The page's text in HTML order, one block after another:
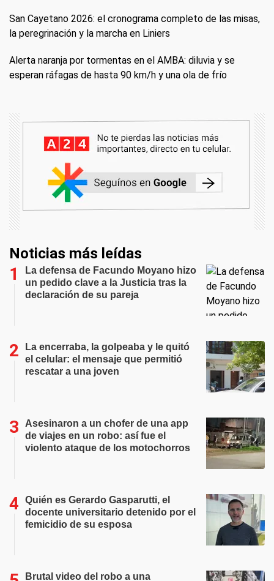
San Cayetano 2026: el cronograma completo de las misas,
la peregrinación y la marcha en Liniers
Alerta naranja por tormentas en el AMBA: diluvia y se
esperan ráfagas de hasta 90 km/h y una ola de frío
Noticias más leídas
La defensa de Facundo Moyano hizo
un pedido clave a la Justicia tras la
declaración de su pareja
La encerraba, la golpeaba y le quitó
el celular: el mensaje que permitió
rescatar a una joven
Asesinaron a un chofer de una app
de viajes en un robo: así fue el
violento ataque de los motochorros
Quién es Gerardo Gasparutti, el
docente universitario detenido por el
femicidio de su esposa
Brutal video del robo a una